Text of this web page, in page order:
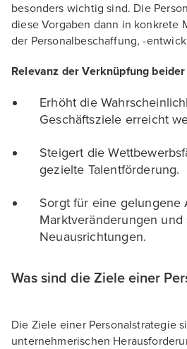
besonders wichtig sind. Die
diese Vorgaben dann in konkrete
der Personalbeschaffung, -
Relevanz der Verknüpfung
Erhöht die
Geschäftsziele erreicht
Steigert die
gezielte Talentförderung.
Sorgt für eine gelungene
Marktveränderungen und
Neuausrichtungen.
Was sind die Ziele einer
Die Ziele einer Personalstrategie
unternehmerischen